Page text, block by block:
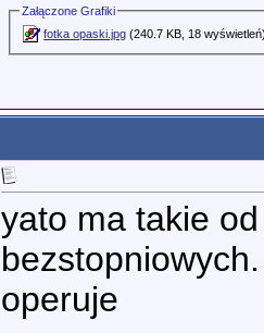
Załączone Grafiki
fotka opaski.jpg (240.7 KB, 18
yato ma takie
operuje